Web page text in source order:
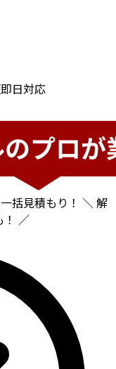
日対応
括見積もり！ ＼ 解
！ ／